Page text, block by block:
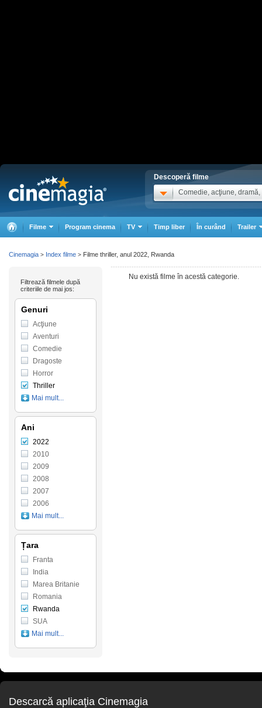
Descoperă filme
Comedie, acţiune, dramă,
Filme Program cinema TV Timp liber În curând Trailer
Nu există filme în acestă categorie.
Filtrează filmele după
criteriile de mai jos:
Genuri
Acţiune
Aventuri
Comedie
Dragoste
Horror
Thriller
Mai mult...
Ani
2022
2010
2009
2008
2007
2006
Mai mult...
Țara
Franta
India
Marea Britanie
Romania
Rwanda
SUA
Mai mult...
Cinemagia > Index filme > Filme thriller, anul 2022, Rwanda
Descarcă aplicaţia Cinemagia